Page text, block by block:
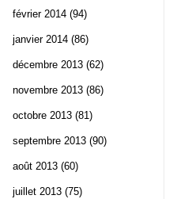
février 2014 (94)
janvier 2014 (86)
décembre 2013 (62)
novembre 2013 (86)
octobre 2013 (81)
septembre 2013 (90)
août 2013 (60)
juillet 2013 (75)